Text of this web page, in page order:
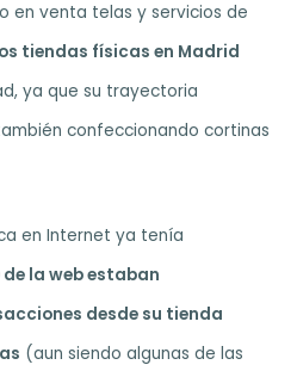
en venta telas y servicios de
tiendas físicas en Madrid
ya que su trayectoria
confeccionando cortinas
en Internet ya tenía
de la web estaban
desde su tienda
(aun siendo algunas de las